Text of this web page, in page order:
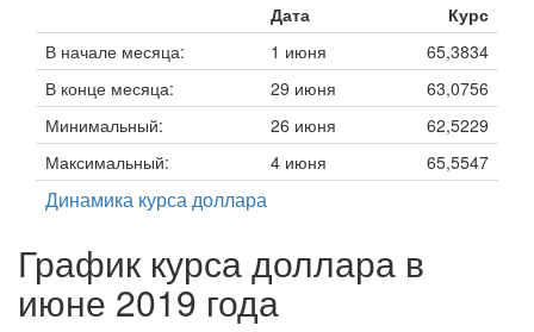
Дата
Курс
В начале месяца:
1 июня
65,3834
В конце месяца:
29 июня
63,0756
Минимальный:
26 июня
62,5229
Максимальный:
4 июня 65,5547
Динамика курса доллара
График курса доллара в
июне 2019 года